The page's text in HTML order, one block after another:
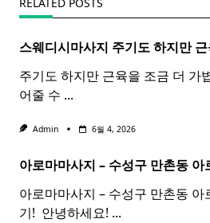
스웨디시마사지 주기도 하지만
주기도 하지만 근육을 조금 더 가
어줄 수 ...
Admin 6월 4, 2026
아로마마사지 – 수성구 만촌동 아
아로마마사지 – 수성구 만촌동
기! ​ 안녕하세요! ...